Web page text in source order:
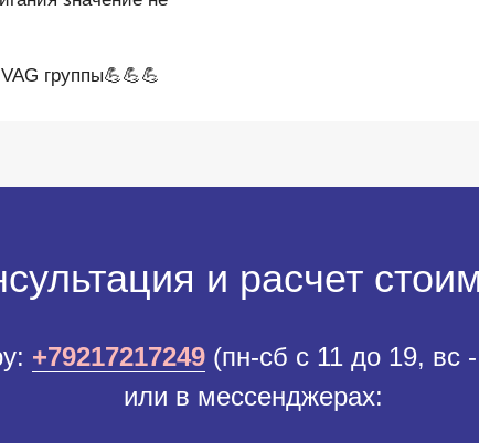
группы💪💪💪
и расчет
+79217217249 (пн-сб с 11 до 19, вс
или в мессенджерах: